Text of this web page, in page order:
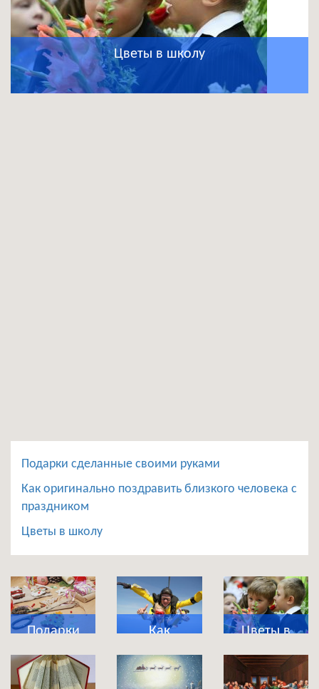
Цветы в школу
Подарки сделанные своими руками
Как оригинально поздравить близкого человека с
праздником
Цветы в школу
Подарки
сделанные
своими
Как
оригинально
поздравить
Цветы в
школу